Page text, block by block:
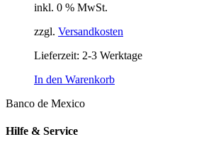
inkl. 0 % MwSt.
zzgl. Versandkosten
Lieferzeit: 2-3 Werktage
In den Warenkorb
Banco de Mexico
Hilfe & Service